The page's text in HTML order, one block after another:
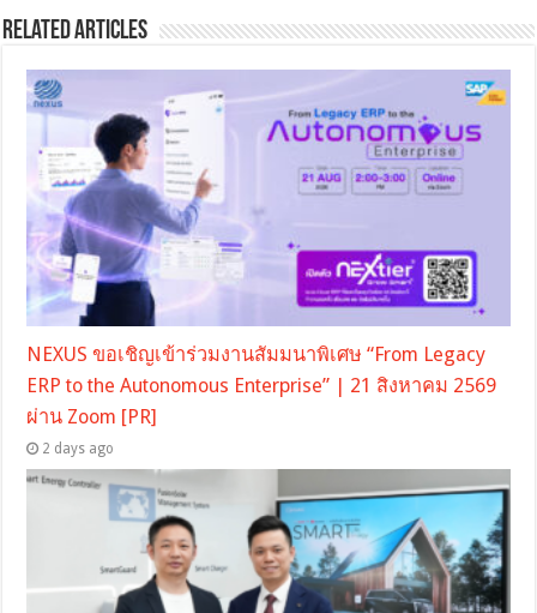
Related Articles
NEXUS ขอเชิญเข้าร่วมงานสัมมนาพิเศษ “From Legacy
ERP to the Autonomous Enterprise” | 21 สิงหาคม 2569
ผ่าน Zoom [PR]
2 days ago